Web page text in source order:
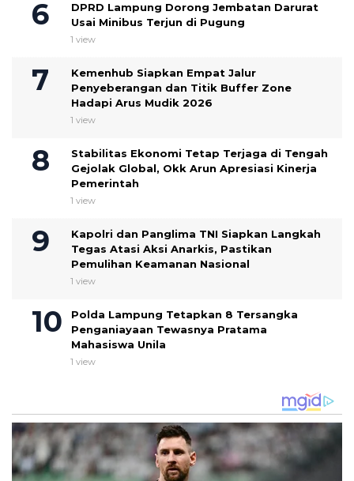
DPRD Lampung Dorong Jembatan Darurat
Usai Minibus Terjun di Pugung
1 view
Kemenhub Siapkan Empat Jalur
Penyeberangan dan Titik Buffer Zone
Hadapi Arus Mudik 2026
1 view
Stabilitas Ekonomi Tetap Terjaga di Tengah
Gejolak Global, Okk Arun Apresiasi Kinerja
Pemerintah
1 view
Kapolri dan Panglima TNI Siapkan Langkah
Tegas Atasi Aksi Anarkis, Pastikan
Pemulihan Keamanan Nasional
1 view
Polda Lampung Tetapkan 8 Tersangka
Penganiayaan Tewasnya Pratama
Mahasiswa Unila
1 view